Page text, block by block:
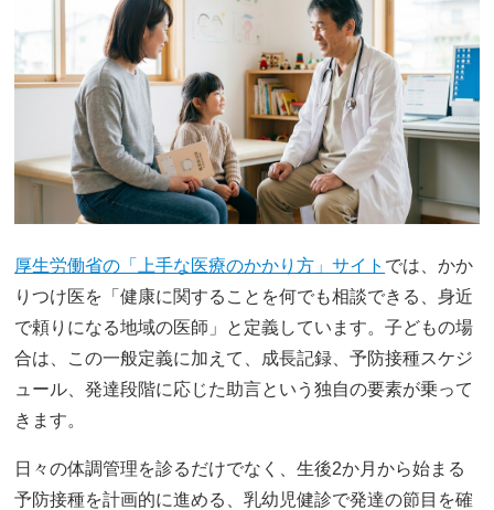
厚生労働省の「上手な医療のかかり方」サイト では、かか
りつけ医を「健康に関することを何でも相談できる、身近
で頼りになる地域の医師」と定義しています。子どもの場
合は、この一般定義に加えて、成長記録、予防接種スケジ
ュール、発達段階に応じた助言という独自の要素が乗って
きます。
日々の体調管理を診るだけでなく、生後2か月から始まる
予防接種を計画的に進める、乳幼児健診で発達の節目を確